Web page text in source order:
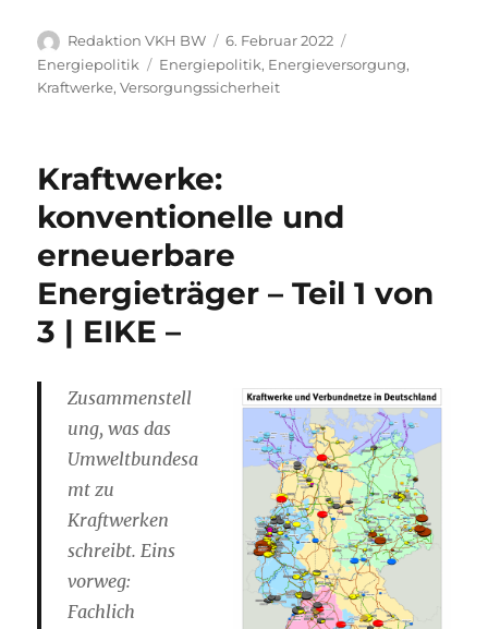
Autor
Redaktion VKH BW
Veröffentlicht
am
6. Februar 2022
Energiepolitik
Schlagwörter
Energiepolitik, Energieversorgung,
Kraftwerke,Versorgungssicherheit
Kraftwerke:
konventionelle und
erneuerbare
Energieträger – Teil 1 von
3 | EIKE –
Zusammenstell
ung, was das
Umweltbundesa
mt zu
Kraftwerken
schreibt. Eins
vorweg:
Fachlich